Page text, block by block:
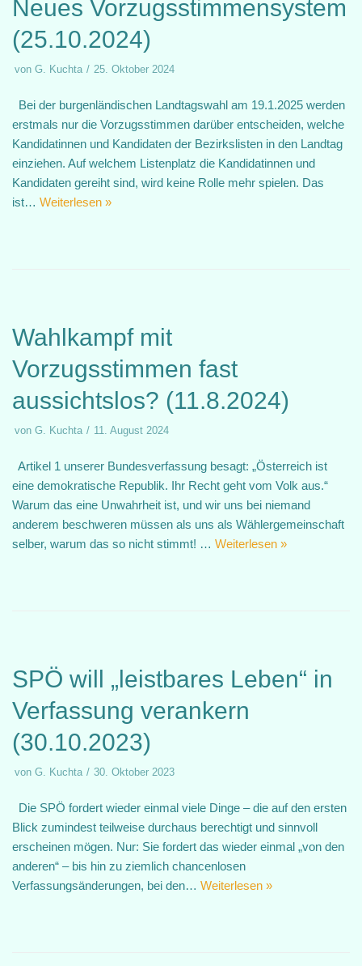
Neues Vorzugsstimmensystem
(25.10.2024)
von G. Kuchta 25. Oktober 2024
Bei der burgenländischen Landtagswahl am 19.1.2025 werden
erstmals nur die Vorzugsstimmen darüber entscheiden, welche
Kandidatinnen und Kandidaten der Bezirkslisten in den Landtag
einziehen. Auf welchem Listenplatz die Kandidatinnen und
Kandidaten gereiht sind, wird keine Rolle mehr spielen. Das
ist… Weiterlesen »
Wahlkampf mit
Vorzugsstimmen fast
aussichtslos? (11.8.2024)
von G. Kuchta 11. August 2024
Artikel 1 unserer Bundesverfassung besagt: „Österreich ist
eine demokratische Republik. Ihr Recht geht vom Volk aus.“
Warum das eine Unwahrheit ist, und wir uns bei niemand
anderem beschweren müssen als uns als Wählergemeinschaft
selber, warum das so nicht stimmt! … Weiterlesen »
SPÖ will „leistbares Leben“ in
Verfassung verankern
(30.10.2023)
von G. Kuchta 30. Oktober 2023
Die SPÖ fordert wieder einmal viele Dinge – die auf den ersten
Blick zumindest teilweise durchaus berechtigt und sinnvoll
erscheinen mögen. Nur: Sie fordert das wieder einmal „von den
anderen“ – bis hin zu ziemlich chancenlosen
Verfassungsänderungen, bei den… Weiterlesen »